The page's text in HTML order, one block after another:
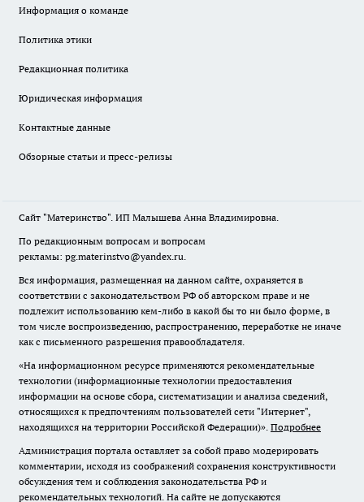
Информация о команде
Политика этики
Редакционная политика
Юридическая информация
Контактные данные
Обзорные статьи и пресс-релизы
Сайт "Материнство". ИП Малышева Анна Владимировна.
По редакционным вопросам и вопросам
рекламы: pg.materinstvo@yandex.ru.
Вся информация, размещенная на данном сайте, охраняется в
соответствии с законодательством РФ об авторском праве и не
подлежит использованию кем-либо в какой бы то ни было форме, в
том числе воспроизведению, распространению, переработке не иначе
как с письменного разрешения правообладателя.
«На информационном ресурсе применяются рекомендательные
технологии (информационные технологии предоставления
информации на основе сбора, систематизации и анализа сведений,
относящихся к предпочтениям пользователей сети "Интернет",
находящихся на территории Российской Федерации)». Подробнее
Администрация портала оставляет за собой право модерировать
комментарии, исходя из соображений сохранения конструктивности
обсуждения тем и соблюдения законодательства РФ и
рекомендательных технологий. На сайте не допускаются